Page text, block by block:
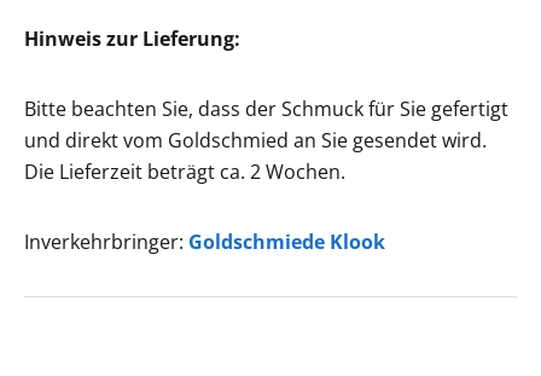
Hinweis zur Lieferung:
Bitte beachten Sie, dass der Schmuck für Sie gefertigt
und direkt vom Goldschmied an Sie gesendet wird.
Die Lieferzeit beträgt ca. 2 Wochen.
Inverkehrbringer: Goldschmiede Klook